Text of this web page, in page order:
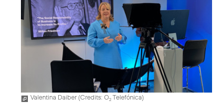
Valentina Daiber (Credits: O2Telefónica)